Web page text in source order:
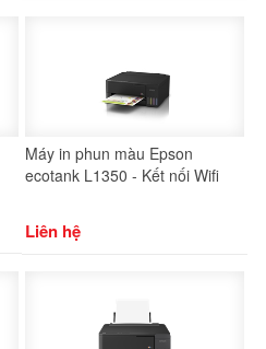
Máy in phun màu Epson
ecotank L1350 - Kết nối Wifi
Liên hệ